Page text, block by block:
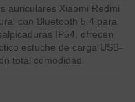
auriculares Xiaomi Redmi
con Bluetooth 5.4 para
IP54, ofrecen
estuche de carga USB-
total comodidad.